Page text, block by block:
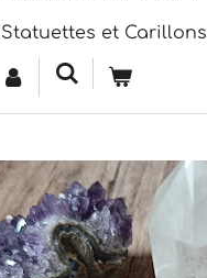
Statuettes et Carillons